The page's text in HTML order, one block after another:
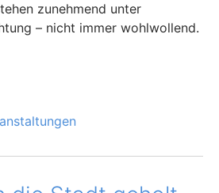
zunehmend unter
– nicht immer wohlwollend.